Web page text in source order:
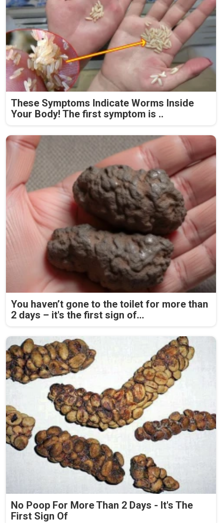
These Symptoms Indicate Worms Inside
Your Body! The first symptom is ..
You haven’t gone to the toilet for more than
2 days – it's the first sign of...
No Poop For More Than 2 Days - It's The
First Sign Of